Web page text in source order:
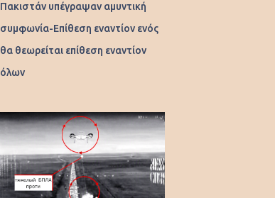
Πακιστάν υπέγραψαν αμυντική
συμφωνία-Επίθεση εναντίον ενός
θα θεωρείται επίθεση εναντίον
όλων